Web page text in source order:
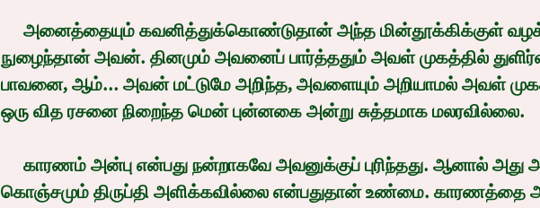
நுழைந்தான் அவன். தினமும் அவனைப் பார்த்ததும் அவள் முகத்தில்
பாவனை, ஆம்... அவன் மட்டுமே அறிந்த, அவளையும் அறியாமல் அவள்
ஒரு வித ரசனை நிறைந்த மென் புன்னகை அன்று சுத்தமாக மலரவில்லை.
கொஞ்சமும் திருப்தி அளிக்கவில்லை என்பதுதான் உண்மை. காரணத்தை